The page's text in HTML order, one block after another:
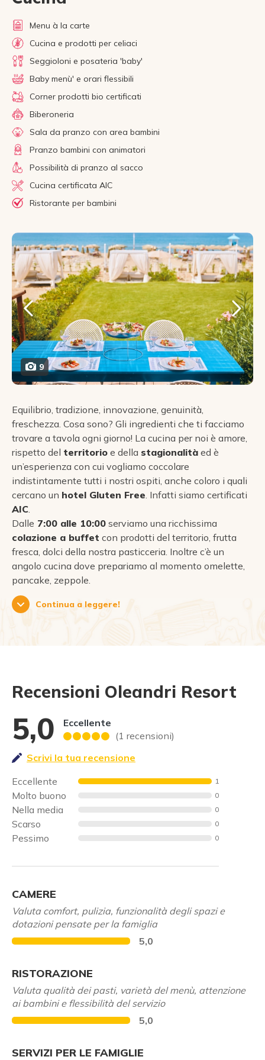
Menu à la carte
Cucina e prodotti per celiaci
Seggioloni e posateria 'baby'
Baby menù' e orari flessibili
Corner prodotti bio certificati
Biberoneria
Sala da pranzo con area bambini
Pranzo bambini con animatori
Possibilità di pranzo al sacco
Cucina certificata AIC
Ristorante per bambini
9
Equilibrio, tradizione, innovazione, genuinità,
freschezza. Cosa sono? Gli ingredienti che ti facciamo
trovare a tavola ogni giorno! La cucina per noi è amore,
rispetto del territorio e della stagionalità ed è
un’esperienza con cui vogliamo coccolare
indistintamente tutti i nostri ospiti, anche coloro i quali
cercano un hotel Gluten Free. Infatti siamo certificati
AIC.
Dalle 7:00 alle 10:00 serviamo una ricchissima
colazione a buffet con prodotti del territorio, frutta
fresca, dolci della nostra pasticceria. Inoltre c’è un
angolo cucina dove prepariamo al momento omelette,
pancake, zeppole.
Continua a leggere!
Recensioni Oleandri Resort
5,0
Eccellente
(1 recensioni)
Scrivi la tua recensione
Eccellente
1
Molto buono 0
Nella media 0
Scarso 0
Pessimo 0
CAMERE
Valuta comfort, pulizia, funzionalità degli spazi e
dotazioni pensate per la famiglia
5,0
RISTORAZIONE
Valuta qualità dei pasti, varietà del menù, attenzione
ai bambini e flessibilità del servizio
5,0
SERVIZI PER LE FAMIGLIE